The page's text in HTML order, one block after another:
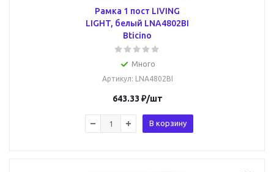
Рамка 1 пост LIVING
LIGHT, белый LNA4802BI
Bticino
Много
Артикул: LNA4802BI
643.33 ₽/шт
В корзину